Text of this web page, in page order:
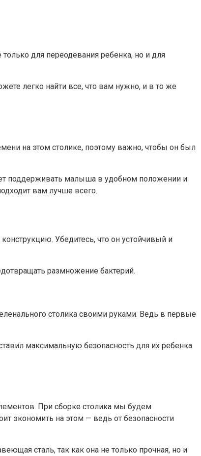
для переодевания ребенка, но и для
легко найти все, что вам нужно, и в то же
на этом столике, поэтому важно, чтобы он был
поддерживать малыша в удобном положении и
вам лучше всего.
Убедитесь, что он устойчивый и
размножение бактерий.
столика своими руками. Ведь в первые
максимальную безопасность для их ребенка.
При сборке столика мы будем
экономить на этом — ведь от безопасности
сталь, так как она не только прочная, но и